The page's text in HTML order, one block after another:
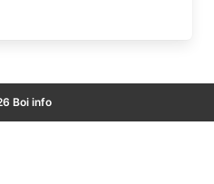
Boi info